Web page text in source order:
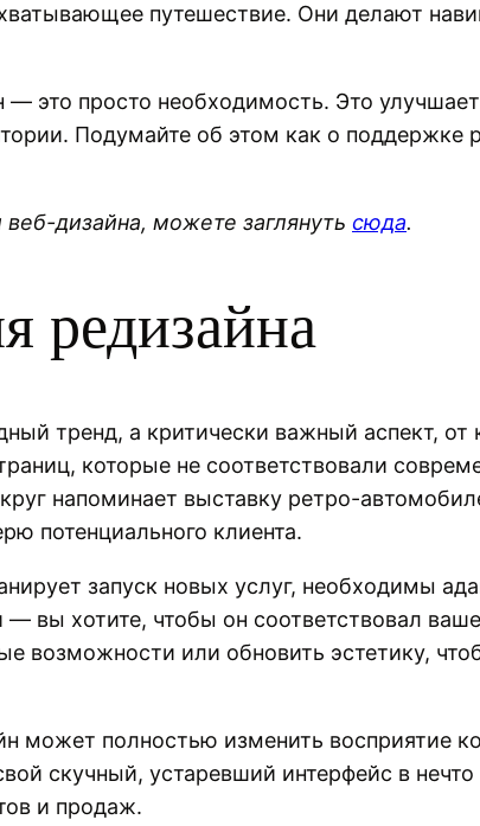
путешествие. Они делают
это просто необходимость. Это
Подумайте об этом как о поддержке
дизайна, можете заглянуть сюда.
редизайна
тренд, а критически важный аспект, от
которые не соответствовали
напоминает выставку ретро-
потенциального клиента.
запуск новых услуг, необходимы
вы хотите, чтобы он соответствовал
возможности или обновить эстетику,
может полностью изменить восприятие
скучный, устаревший интерфейс в
и продаж.